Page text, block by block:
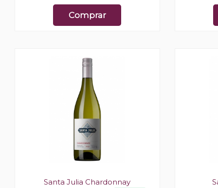
Comprar
Santa Julia Chardonnay